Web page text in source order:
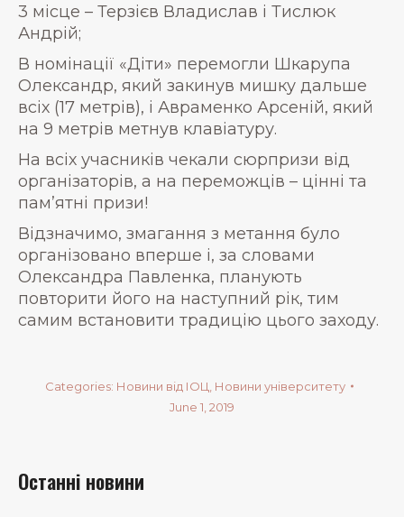
3 місце – Терзієв Владислав і Тислюк
Андрій;
В номінації «Діти» перемогли Шкарупа
Олександр, який закинув мишку дальше
всіх (17 метрів), і Авраменко Арсеній, який
на 9 метрів метнув клавіатуру.
На всіх учасників чекали сюрпризи від
організаторів, а на переможців – цінні та
пам’ятні призи!
Відзначимо, змагання з метання було
організовано вперше і, за словами
Олександра Павленка, планують
повторити його на наступний рік, тим
самим встановити традицію цього заходу.
Categories: Новини від ІОЦ Новини університету
June 1, 2019
Останні новини